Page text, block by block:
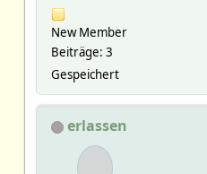
New Member
Beiträge: 3
Gespeichert
erlassen